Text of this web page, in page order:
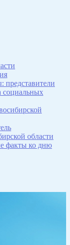
социальных
области
факты ко дню